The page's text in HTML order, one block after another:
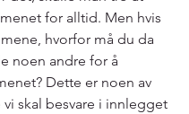
for alltid. Men hvis
hvorfor må du da
noen andre for å
Dette er noen av
skal besvare i innlegget